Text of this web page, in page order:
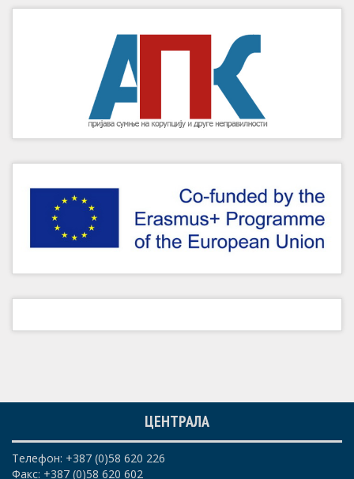
ЦЕНТРАЛА
Телефон: +387 (0)58 620 226
Факс: +387 (0)58 620 602